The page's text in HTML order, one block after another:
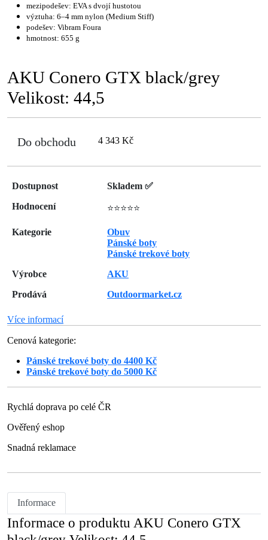
mezipodešev: EVA s dvojí hustotou
výztuha: 6–4 mm nylon (Medium Stiff)
podešev: Vibram Foura
hmotnost: 655 g
AKU Conero GTX black/grey
Velikost: 44,5
Do obchodu 4 343 Kč
Dostupnost
Skladem ✅
Hodnocení
⭐⭐⭐⭐⭐
Kategorie
Obuv
Pánské boty
Pánské trekové boty
Výrobce
AKU
Prodává
Outdoormarket.cz
Více informací
Cenová kategorie:
Pánské trekové boty do 4400 Kč
Pánské trekové boty do 5000 Kč
Rychlá doprava po celé ČR
Ověřený eshop
Snadná reklamace
Informace
Informace o produktu AKU Conero GTX